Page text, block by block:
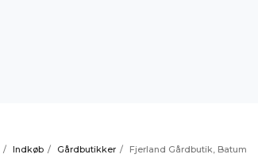
/ Indkøb / Gårdbutikker / Fjerland Gårdbutik, Batum